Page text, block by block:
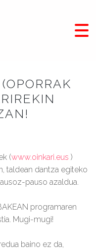
(www.oinkari.eus )
taldean dantza egiteko
pauso azaldua.
programaren
Mugi-mugi!
baino ez da,